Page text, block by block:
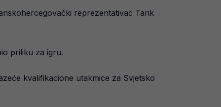
reprezentativac Tarik
priliku za igru.
kvalifikacione utakmice za Svjetsko